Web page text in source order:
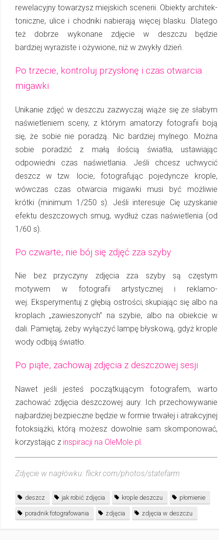
rewelacyjny towarzysz miejskich scenerii. Obiekty ar­chi­tek­
to­nicz­ne, ulice i chodniki nabierają więcej blasku. Dlatego
też dobrze wykonane zdjęcie w deszczu będzie
bardziej wyraziste i ożywione, niż w zwykły dzień.
Po trzecie, kontroluj przysłonę i czas otwarcia
migawki
Unikanie zdjęć w deszczu zazwyczaj wiąże się ze słabym
naświetleniem sceny, z którym amatorzy fotografii boją
się, że sobie nie poradzą. Nic bardziej mylnego. Można
sobie poradzić z małą ilością światła, ustawiając
odpowiedni czas naświetlania. Jeśli chcesz uchwycić
deszcz w tzw. locie, fotografując pojedyncze krople,
wówczas czas otwarcia migawki musi być możliwie
krótki (minimum 1/250 s). Jeśli interesuje Cię uzyskanie
efektu deszczowych smug, wydłuż czas naświetlenia (od
1/60 s).
Po czwarte, nie bój się zdjęć zza szyby
Nie bez przyczyny zdjęcia zza szyby są częstym
motywem w fotografii artystycznej i re­kla­mo­
wej. Eksperymentuj z głębią ostrości, skupiając się albo na
kroplach „zawieszonych” na szybie, albo na obiekcie w
dali. Pamiętaj, żeby wyłączyć lampę błyskową, gdyż krople
wody odbiją światło.
Po piąte, zachowaj zdjęcia z deszczowej sesji
Nawet jeśli jesteś początkującym fotografem, warto
zachować zdjęcia deszczowej aury. Ich przechowywanie
najbardziej bezpieczne będzie w formie trwałej i atrakcyjnej
fo­to­ksią­żki, którą możesz dowolnie sam skomponować,
korzystając z inspiracji na OleMole.pl
Zdjęcie w nagłówku: flickr.com/photos/statefarm
deszcz jak robić zdjęcia krople deszczu płomienie
poradnik fotografowania zdjęcia zdjęcia w deszczu